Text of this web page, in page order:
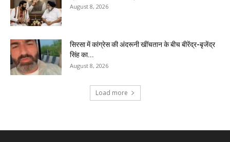
August 8, 2026
सिरसा में कांग्रेस की अंदरूनी खींचतान के बीच बीरेंद्र-बृजेंद्र
सिंह का...
August 8, 2026
Load more